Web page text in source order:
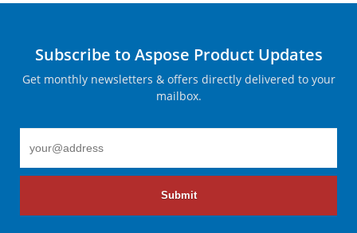
Subscribe to Aspose Product Updates
Get monthly newsletters & offers directly delivered to your
mailbox.
Submit